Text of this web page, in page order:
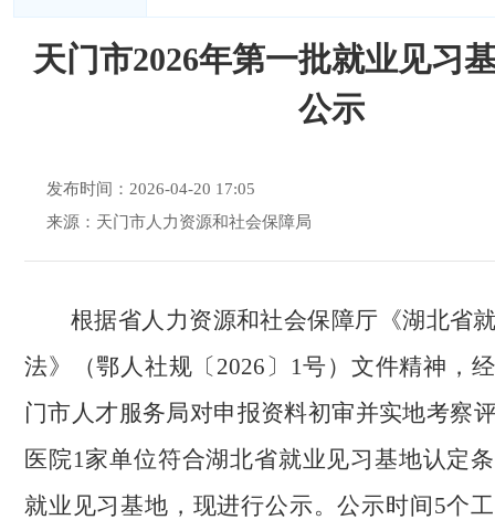
天门市2026年第一批就业见习
公示
发布时间：2026-04-20 17:05
来源：天门市人力资源和社会保障局
根据省人力资源和社会保障厅《湖北省
法》（鄂人社规〔2026〕1号）文件精神，
门市人才服务局对申报资料初审并实地考察
医院1家单位符合湖北省就业见习基地认定
就业见习基地，现进行公示。公示时间5个